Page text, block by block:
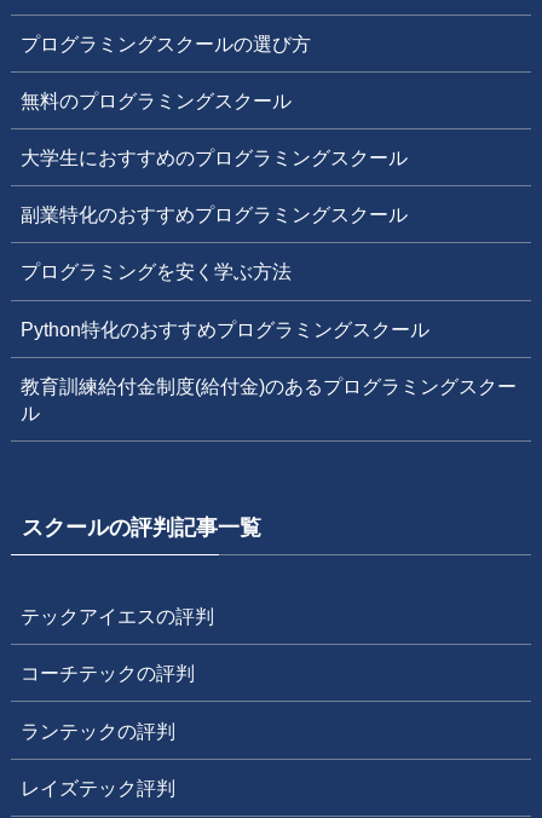
プログラミングスクールの選び方
無料のプログラミングスクール
大学生におすすめのプログラミングスクール
副業特化のおすすめプログラミングスクール
プログラミングを安く学ぶ方法
Python特化のおすすめプログラミングスクール
教育訓練給付金制度(給付金)のあるプログラミングスクー
ル
スクールの評判記事一覧
テックアイエスの評判
コーチテックの評判
ランテックの評判
レイズテック評判